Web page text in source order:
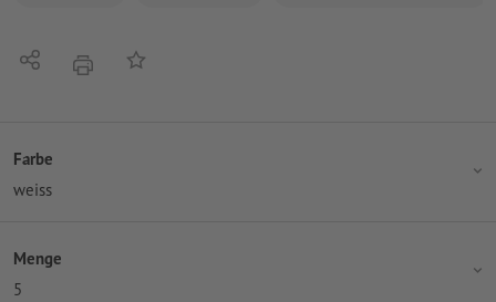
Teilen DruckenAuf die Merkliste
Farbe
weiss
Menge
5